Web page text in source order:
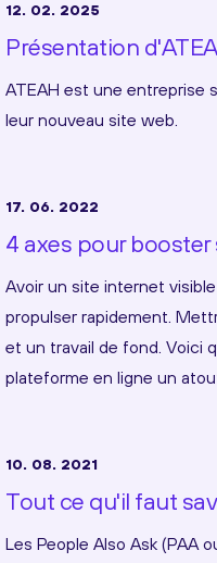
12. 02. 2025
Présentation
ATEAH est une entreprise
leur nouveau site web.
17. 06. 2022
4 axes pour booster
Avoir un site internet
propulser rapidement.
et un travail de fond. Voici
plateforme en ligne un
10. 08. 2021
Tout ce qu'il faut
Les People Also Ask (PAA